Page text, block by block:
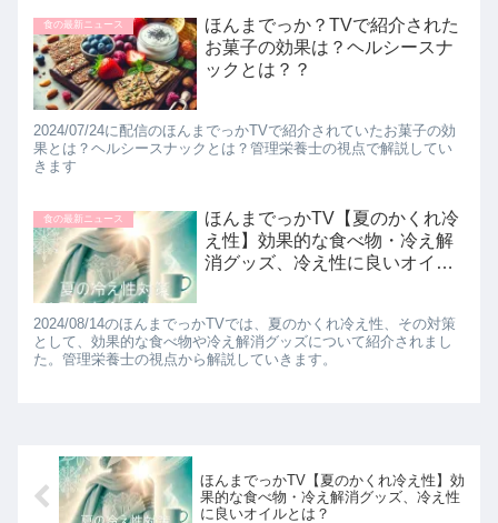
食の最新ニュース
ほんまでっか？TVで紹介された
お菓子の効果は？ヘルシースナ
ックとは？？
2024/07/24に配信のほんまでっかTVで紹介されていたお菓子の効
果とは？ヘルシースナックとは？管理栄養士の視点で解説してい
きます
食の最新ニュース
ほんまでっかTV【夏のかくれ冷
え性】効果的な食べ物・冷え解
消グッズ、冷え性に良いオイル
2024/08/14のほんまでっかTVでは、夏のかくれ冷え性、その対策
として、効果的な食べ物や冷え解消グッズについて紹介されまし
た。管理栄養士の視点から解説していきます。
ほんまでっかTV【夏のかくれ冷え性】効
果的な食べ物・冷え解消グッズ、冷え性
に良いオイルとは？